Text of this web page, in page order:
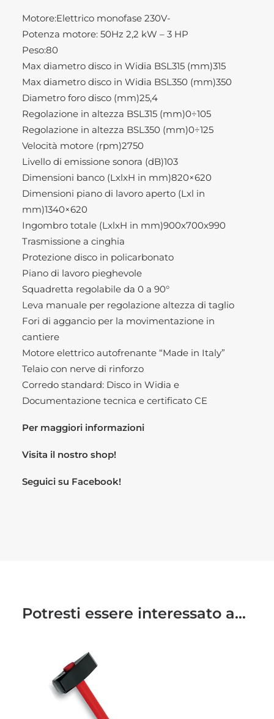
Motore:Elettrico monofase 230V-
Potenza motore: 50Hz 2,2 kW – 3 HP
Peso:80
Max diametro disco in Widia BSL315 (mm)315
Max diametro disco in Widia BSL350 (mm)350
Diametro foro disco (mm)25,4
Regolazione in altezza BSL315 (mm)0÷105
Regolazione in altezza BSL350 (mm)0÷125
Velocità motore (rpm)2750
Livello di emissione sonora (dB)103
Dimensioni banco (LxlxH in mm)820×620
Dimensioni piano di lavoro aperto (Lxl in
mm)1340×620
Ingombro totale (LxlxH in mm)900x700x990
Trasmissione a cinghia
Protezione disco in policarbonato
Piano di lavoro pieghevole
Squadretta regolabile da 0 a 90°
Leva manuale per regolazione altezza di taglio
Fori di aggancio per la movimentazione in
cantiere
Motore elettrico autofrenante “Made in Italy”
Telaio con nerve di rinforzo
Corredo standard: Disco in Widia e
Documentazione tecnica e certificato CE
Per maggiori informazioni
Visita il nostro shop!
Seguici su Facebook!
Potresti essere interessato a...